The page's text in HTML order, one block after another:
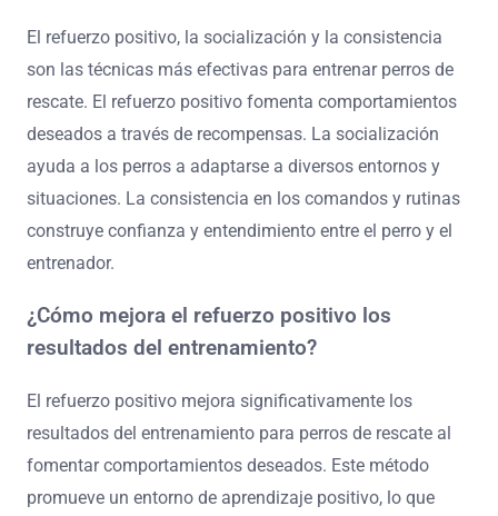
El refuerzo positivo, la socialización y la consistencia
son las técnicas más efectivas para entrenar perros de
rescate. El refuerzo positivo fomenta comportamientos
deseados a través de recompensas. La socialización
ayuda a los perros a adaptarse a diversos entornos y
situaciones. La consistencia en los comandos y rutinas
construye confianza y entendimiento entre el perro y el
entrenador.
¿Cómo mejora el refuerzo positivo los
resultados del entrenamiento?
El refuerzo positivo mejora significativamente los
resultados del entrenamiento para perros de rescate al
fomentar comportamientos deseados. Este método
promueve un entorno de aprendizaje positivo, lo que